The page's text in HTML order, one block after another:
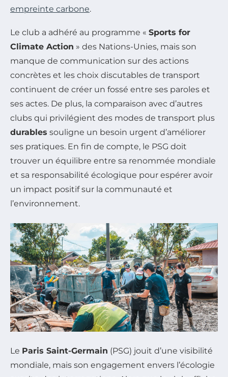
empreinte carbone.
Le club a adhéré au programme « Sports for
Climate Action » des Nations-Unies, mais son
manque de communication sur des actions
concrètes et les choix discutables de transport
continuent de créer un fossé entre ses paroles et
ses actes. De plus, la comparaison avec d’autres
clubs qui privilégient des modes de transport plus
durables souligne un besoin urgent d’améliorer
ses pratiques. En fin de compte, le PSG doit
trouver un équilibre entre sa renommée mondiale
et sa responsabilité écologique pour espérer avoir
un impact positif sur la communauté et
l’environnement.
Le Paris Saint-Germain (PSG) jouit d’une visibilité
mondiale, mais son engagement envers l’écologie